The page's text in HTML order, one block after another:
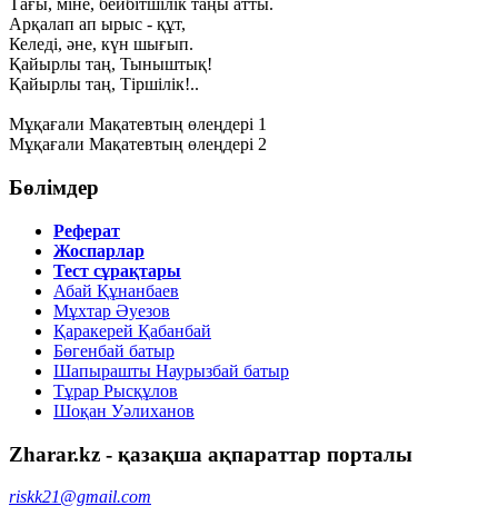
Тағы, міне, бейбітшілік таңы атты.
Арқалап ап ырыс - құт,
Келеді, әне, күн шығып.
Қайырлы таң, Тыныштық!
Қайырлы таң, Тіршілік!..
Мұқағали Мақатевтың өлеңдері 1
Мұқағали Мақатевтың өлеңдері 2
Бөлімдер
Реферат
Жоспарлар
Тест сұрақтары
Абай Құнанбаев
Мұхтар Әуезов
Қаракерей Қабанбай
Бөгенбай батыр
Шапырашты Наурызбай батыр
Тұрар Рысқұлов
Шоқан Уәлиханов
Zharar.kz - қазақша ақпараттар порталы
riskk21@gmail.com